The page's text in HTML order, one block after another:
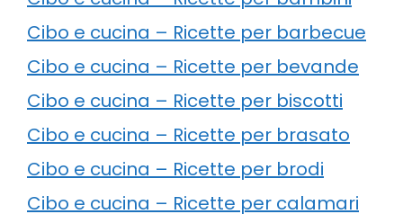
Cibo e cucina – Ricette per barbecue
Cibo e cucina – Ricette per bevande
Cibo e cucina – Ricette per biscotti
Cibo e cucina – Ricette per brasato
Cibo e cucina – Ricette per brodi
Cibo e cucina – Ricette per calamari